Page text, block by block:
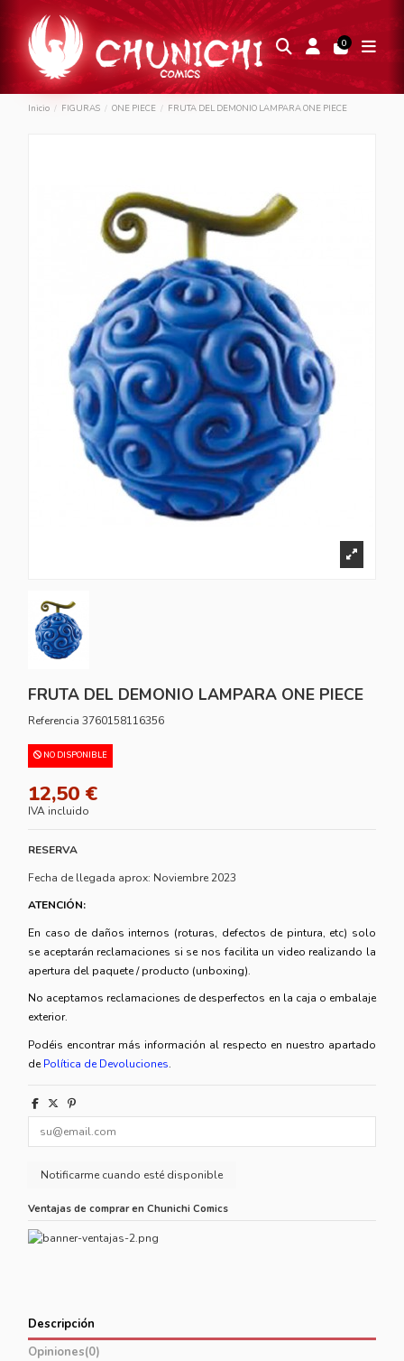
0
Inicio FIGURAS ONE PIECE FRUTA DEL DEMONIO LAMPARA ONE PIECE
FRUTA DEL DEMONIO LAMPARA ONE PIECE
Referencia 3760158116356
NO DISPONIBLE
12,50 €
IVA incluido
RESERVA
Fecha de llegada aprox: Noviembre 2023
ATENCIÓN:
En caso de daños internos (roturas, defectos de pintura, etc) solo
se aceptarán reclamaciones si se nos facilita un video realizando la
apertura del paquete / producto (unboxing).
No aceptamos reclamaciones de desperfectos en la caja o embalaje
exterior.
Podéis encontrar más información al respecto en nuestro apartado
dePolítica de Devoluciones.
Ventajas de comprar en Chunichi Comics
Descripción
Opiniones(0)